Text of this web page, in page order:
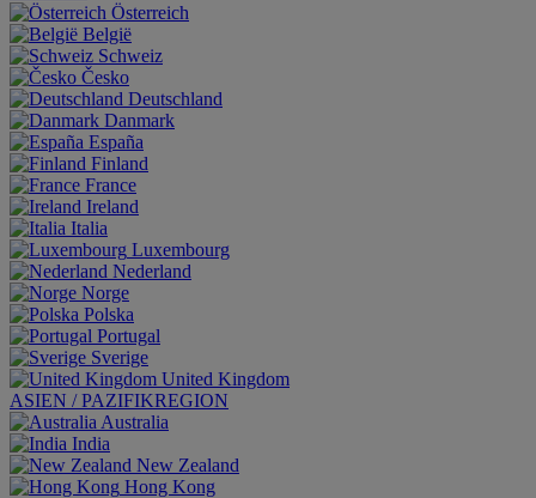
Österreich
België
Schweiz
Česko
Deutschland
Danmark
España
Finland
France
Ireland
Italia
Luxembourg
Nederland
Norge
Polska
Portugal
Sverige
United Kingdom
ASIEN / PAZIFIKREGION
Australia
India
New Zealand
Hong Kong